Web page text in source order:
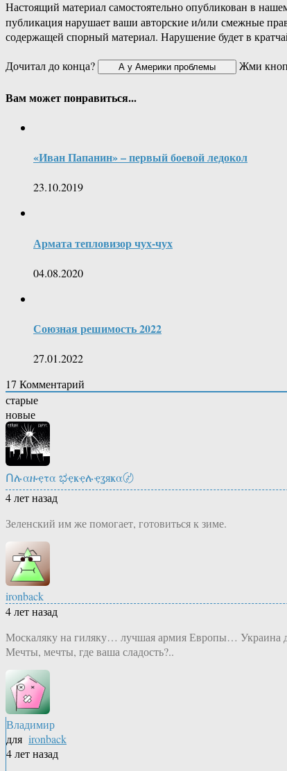
Настоящий материал самостоятельно опубликован в
публикация нарушает ваши авторские и/или смежные
содержащей спорный материал. Нарушение будет в
Дочитал до конца?
Жми
Вам может понравиться...
«Иван Папанин» – первый боевой ледокол
23.10.2019
Армата тепловизор чух-чух
04.08.2020
Союзная решимость 2022
27.01.2022
17 Комментарий
старые
новые
Ոሉαዙҿτα ಭҿҝҿሉҿʓяҝα〄
4 лет назад
Зеленский им же помогает, готовиться к зиме.
ironback
4 лет назад
Москаляку на гиляку… лучшая армия Европы… Украина
Мечты, мечты, где ваша сладость?..
Владимир
для ironback
4 лет назад